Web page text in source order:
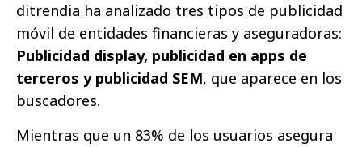
ditrendia ha analizado tres tipos de publicidad
móvil de entidades financieras y aseguradoras:
Publicidad display, publicidad en apps de
terceros y publicidad SEM, que aparece en los
buscadores.
Mientras que un 83% de los usuarios asegura